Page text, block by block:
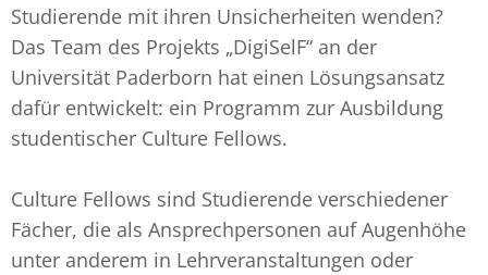
Studierende mit ihren Unsicherheiten wenden?
Das Team des Projekts „DigiSelF“ an der
Universität Paderborn hat einen Lösungsansatz
dafür entwickelt: ein Programm zur Ausbildung
studentischer Culture Fellows.
Culture Fellows sind Studierende verschiedener
Fächer, die als Ansprechpersonen auf Augenhöhe
unter anderem in Lehrveranstaltungen oder